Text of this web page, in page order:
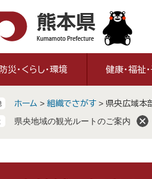
防災・くらし・環境 健康・福祉
ホーム > 組織でさがす > 県央広域本
県央地域の観光ルートのご案内